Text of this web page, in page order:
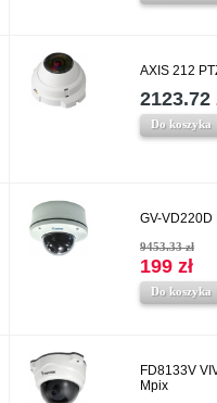
AXIS 212
2123.72
Do koszyka
GV-VD220D
9453.33 zł
199 zł
Do koszyka
FD8133V
Mpix